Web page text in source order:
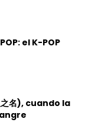
el K-POP
名), cuando la